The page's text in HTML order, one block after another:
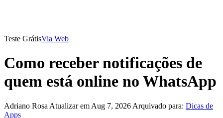
Teste GrátisVia Web
Como receber notificações de
quem está online no WhatsApp
Adriano Rosa Atualizar em Aug 7, 2026 Arquivado para: Dicas de
Apps